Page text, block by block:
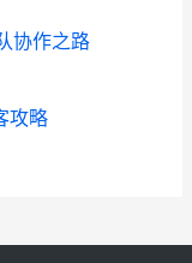
协作之路
攻略